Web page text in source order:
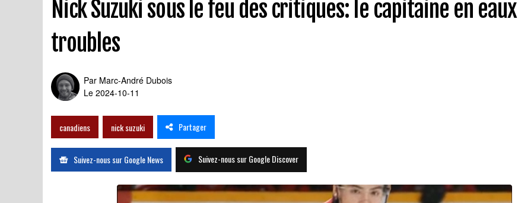
Nick Suzuki sous le feu des critiques: le capitaine en eaux
troubles
Par Marc-André Dubois
Le 2024-10-11
canadiens nick suzuki Partager
Suivez-nous sur Google News Suivez-nous sur Google Discover